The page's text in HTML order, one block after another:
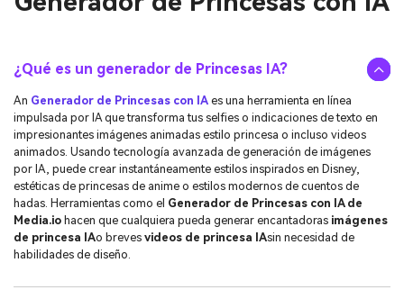
¿Qué es un generador de Princesas IA?
An Generador de Princesas con IA es una herramienta en línea
impulsada por IA que transforma tus selfies o indicaciones de texto en
impresionantes imágenes animadas estilo princesa o incluso videos
animados. Usando tecnología avanzada de generación de imágenes
por IA, puede crear instantáneamente estilos inspirados en Disney,
estéticas de princesas de anime o estilos modernos de cuentos de
hadas. Herramientas como el Generador de Princesas con IA de
Media.io hacen que cualquiera pueda generar encantadoras imágenes
de princesa IAo breves videos de princesa IAsin necesidad de
habilidades de diseño.